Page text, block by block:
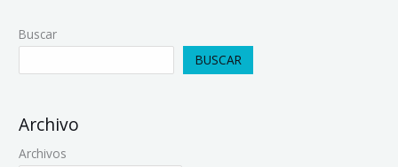
Buscar
BUSCAR
Archivo
Archivos